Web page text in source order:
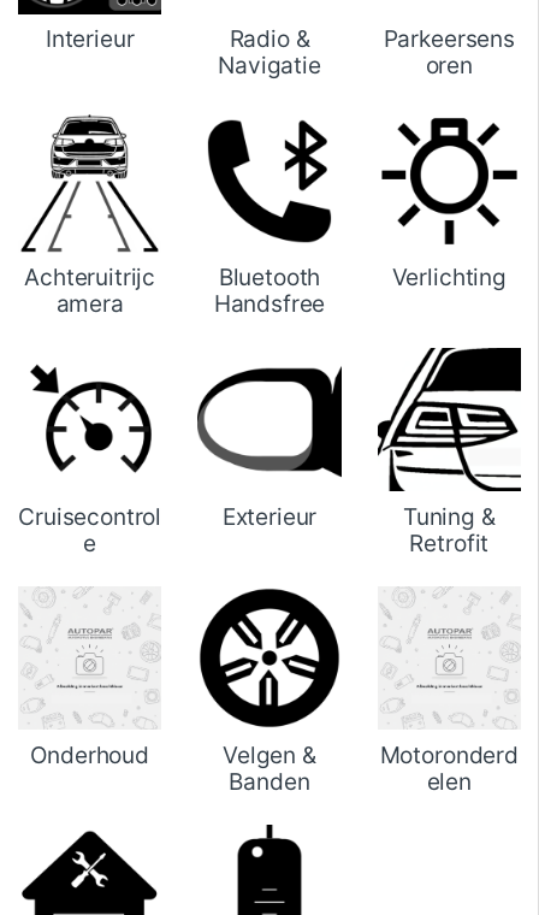
Interieur
Radio &
Navigatie
Parkeersens
oren
Achteruitrijc
amera
Bluetooth
Handsfree
Verlichting
Cruisecontrol
e
Exterieur
Tuning &
Retrofit
Onderhoud
Velgen &
Banden
Motoronderd
elen